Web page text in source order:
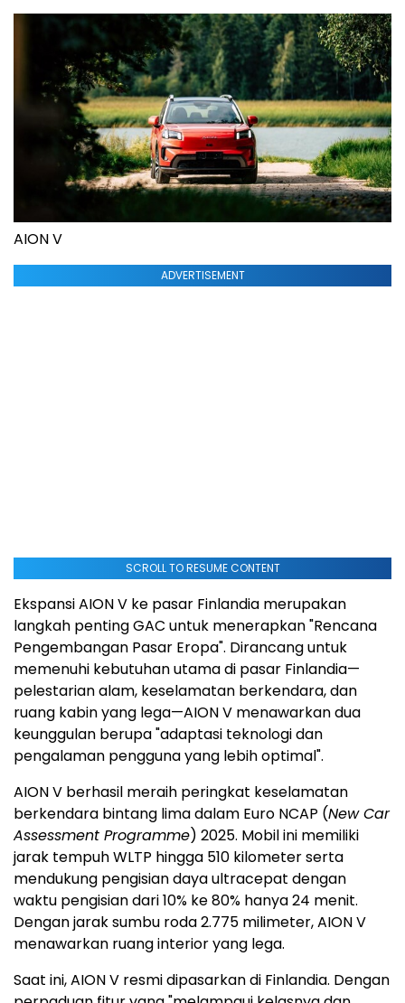
AION V
ADVERTISEMENT
SCROLL TO RESUME CONTENT
Ekspansi AION V ke pasar Finlandia merupakan
langkah penting GAC untuk menerapkan "Rencana
Pengembangan Pasar Eropa". Dirancang untuk
memenuhi kebutuhan utama di pasar Finlandia—
pelestarian alam, keselamatan berkendara, dan
ruang kabin yang lega—AION V menawarkan dua
keunggulan berupa "adaptasi teknologi dan
pengalaman pengguna yang lebih optimal".
AION V berhasil meraih peringkat keselamatan
berkendara bintang lima dalam Euro NCAP (New Car
Assessment Programme) 2025. Mobil ini memiliki
jarak tempuh WLTP hingga 510 kilometer serta
mendukung pengisian daya ultracepat dengan
waktu pengisian dari 10% ke 80% hanya 24 menit.
Dengan jarak sumbu roda 2.775 milimeter, AION V
menawarkan ruang interior yang lega.
Saat ini, AION V resmi dipasarkan di Finlandia. Dengan